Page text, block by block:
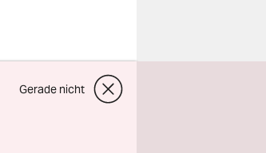
Gerade nicht